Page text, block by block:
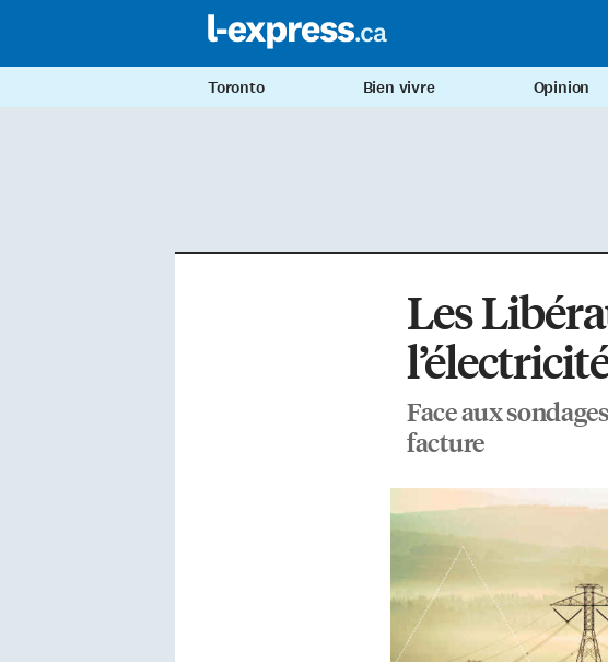
Toronto Bien vivre Opinion
Les
Face aux
facture